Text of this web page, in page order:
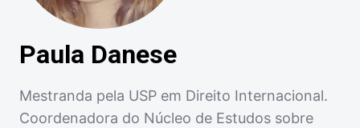
Paula Danese
Mestranda pela USP em Direito Internacional.
Coordenadora do Núcleo de Estudos sobre